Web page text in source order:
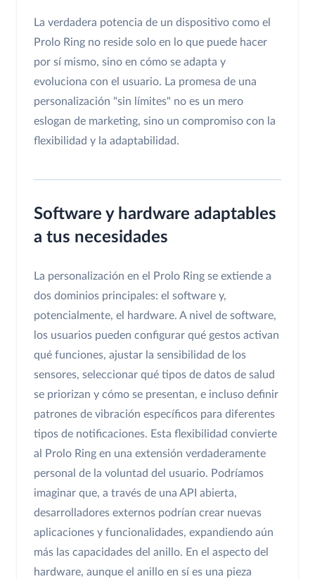
La verdadera potencia de un dispositivo como el
Prolo Ring no reside solo en lo que puede hacer
por sí mismo, sino en cómo se adapta y
evoluciona con el usuario. La promesa de una
personalización "sin límites" no es un mero
eslogan de marketing, sino un compromiso con la
flexibilidad y la adaptabilidad.
Software y hardware adaptables
a tus necesidades
La personalización en el Prolo Ring se extiende a
dos dominios principales: el software y,
potencialmente, el hardware. A nivel de software,
los usuarios pueden configurar qué gestos activan
qué funciones, ajustar la sensibilidad de los
sensores, seleccionar qué tipos de datos de salud
se priorizan y cómo se presentan, e incluso definir
patrones de vibración específicos para diferentes
tipos de notificaciones. Esta flexibilidad convierte
al Prolo Ring en una extensión verdaderamente
personal de la voluntad del usuario. Podríamos
imaginar que, a través de una API abierta,
desarrolladores externos podrían crear nuevas
aplicaciones y funcionalidades, expandiendo aún
más las capacidades del anillo. En el aspecto del
hardware, aunque el anillo en sí es una pieza